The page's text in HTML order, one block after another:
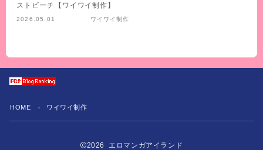
ストビーチ【ワイワイ制作】
2026.05.01 ワイワイ制作
HOME ＞ ワイワイ制作
2026 エロマンガアイランド